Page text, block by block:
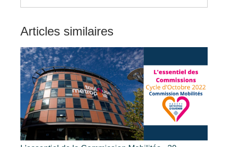
Articles similaires